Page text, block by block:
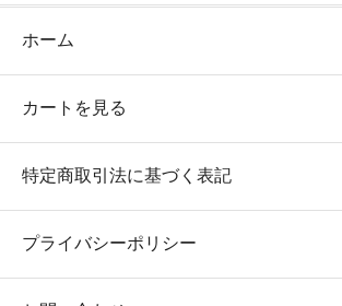
ホーム
カートを見る
特定商取引法に基づく表記
プライバシーポリシー